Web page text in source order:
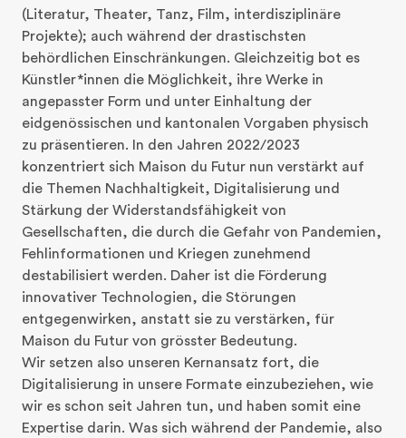
(Literatur, Theater, Tanz, Film, interdisziplinäre
Projekte); auch während der drastischsten
behördlichen Einschränkungen. Gleichzeitig bot es
Künstler*innen die Möglichkeit, ihre Werke in
angepasster Form und unter Einhaltung der
eidgenössischen und kantonalen Vorgaben physisch
zu präsentieren. In den Jahren 2022/2023
konzentriert sich Maison du Futur nun verstärkt auf
die Themen Nachhaltigkeit, Digitalisierung und
Stärkung der Widerstandsfähigkeit von
Gesellschaften, die durch die Gefahr von Pandemien,
Fehlinformationen und Kriegen zunehmend
destabilisiert werden. Daher ist die Förderung
innovativer Technologien, die Störungen
entgegenwirken, anstatt sie zu verstärken, für
Maison du Futur von grösster Bedeutung.
Wir setzen also unseren Kernansatz fort, die
Digitalisierung in unsere Formate einzubeziehen, wie
wir es schon seit Jahren tun, und haben somit eine
Expertise darin. Was sich während der Pandemie, also